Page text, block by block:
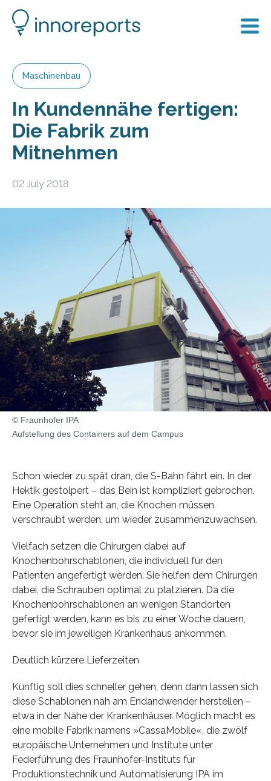
Maschinenbau
In Kundennähe fertigen:
Die Fabrik zum
Mitnehmen
02 July 2018
© Fraunhofer IPA
Aufstellung des Containers auf dem Campus
Schon wieder zu spät dran, die S-Bahn fährt ein. In der
Hektik gestolpert – das Bein ist kompliziert gebrochen.
Eine Operation steht an, die Knochen müssen
verschraubt werden, um wieder zusammenzuwachsen.
Vielfach setzen die Chirurgen dabei auf
Knochenbohrschablonen, die individuell für den
Patienten angefertigt werden. Sie helfen dem Chirurgen
dabei, die Schrauben optimal zu platzieren. Da die
Knochenbohrschablonen an wenigen Standorten
gefertigt werden, kann es bis zu einer Woche dauern,
bevor sie im jeweiligen Krankenhaus ankommen.
Deutlich kürzere Lieferzeiten
Künftig soll dies schneller gehen, denn dann lassen sich
diese Schablonen nah am Endandwender herstellen –
etwa in der Nähe der Krankenhäuser. Möglich macht es
eine mobile Fabrik namens »CassaMobile«, die zwölf
europäische Unternehmen und Institute unter
Federführung des Fraunhofer-Instituts für
Produktionstechnik und Automatisierung IPA im